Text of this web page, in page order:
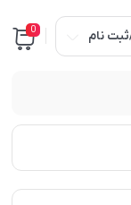
نام 0